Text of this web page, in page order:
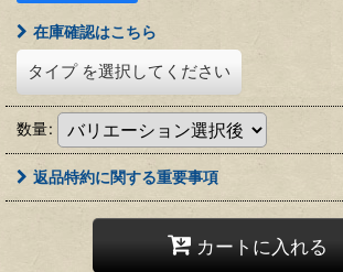
在庫確認はこちら
タイプ を選択してください
数量:
返品特約に関する重要事項
カートに入れる